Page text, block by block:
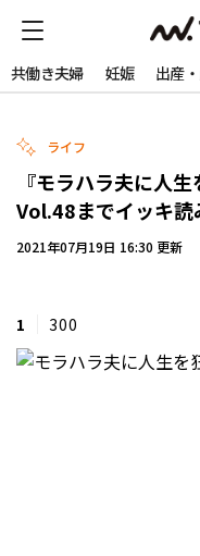
共働き夫婦 妊娠 出産
ライフ
『モラハラ夫に人
Vol.48までイッキ読
2021年07月19日 16:30 更新
1 300